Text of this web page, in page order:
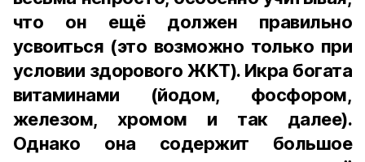
что он ещё должен правильно
усвоиться (это возможно только при
условии здорового ЖКТ). Икра богата
витаминами (йодом, фосфором,
железом, хромом и так далее).
Однако она содержит большое